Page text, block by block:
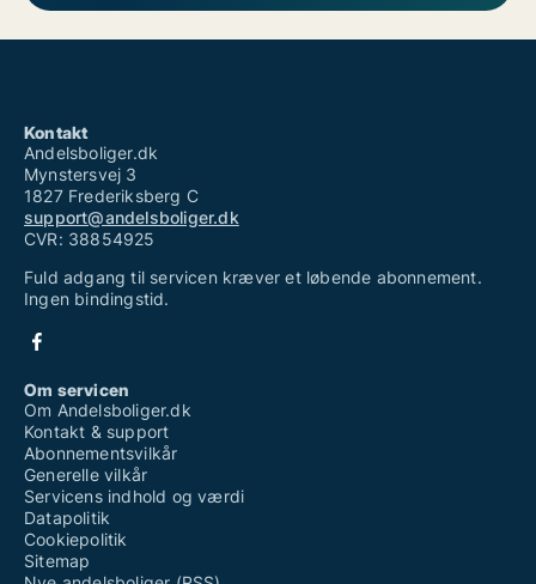
Kontakt
Andelsboliger.dk
Mynstersvej 3
1827 Frederiksberg C
support@andelsboliger.dk
CVR: 38854925
Fuld adgang til servicen kræver et løbende abonnement.
Ingen bindingstid.
Om servicen
Om Andelsboliger.dk
Kontakt & support
Abonnementsvilkår
Generelle vilkår
Servicens indhold og værdi
Datapolitik
Cookiepolitik
Sitemap